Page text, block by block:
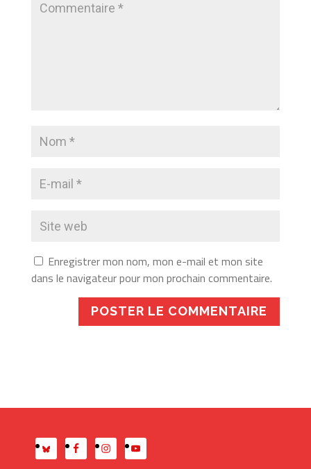
Enregistrer mon nom, mon e-mail et mon site
dans le navigateur pour mon prochain commentaire.